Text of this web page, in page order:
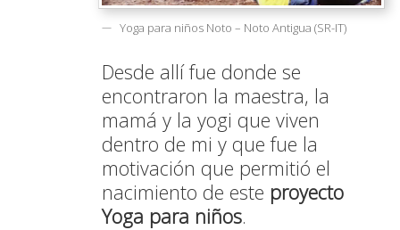
Yoga para niños Noto – Noto Antigua (SR-IT)
Desde allí fue donde se
encontraron la maestra, la
mamá y la yogi que viven
dentro de mi y que fue la
motivación que permitió el
nacimiento de este proyecto
Yoga para niños.